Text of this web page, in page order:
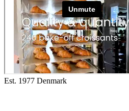
Est. 1977 Denmark